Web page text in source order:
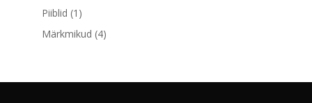
Piiblid 1 1
toode
Märkmikud 44